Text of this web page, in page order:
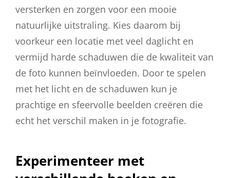
versterken en zorgen voor een mooie
natuurlijke uitstraling. Kies daarom bij
voorkeur een locatie met veel daglicht en
vermijd harde schaduwen die de kwaliteit van
de foto kunnen beïnvloeden. Door te spelen
met het licht en de schaduwen kun je
prachtige en sfeervolle beelden creëren die
echt het verschil maken in je fotografie.
Experimenteer met